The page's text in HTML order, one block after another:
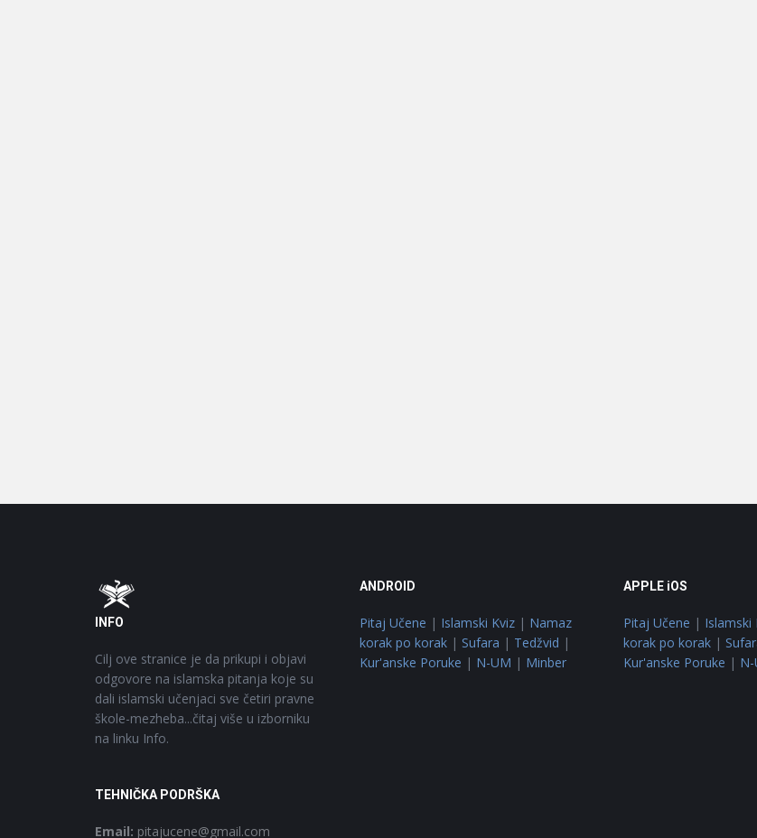
Footer
INFO
Cilj ove stranice je da prikupi i objavi
odgovore na islamska pitanja koje su
dali islamski učenjaci sve četiri pravne
škole-mezheba...čitaj više u izborniku
na linku Info.
TEHNIČKA PODRŠKA
Email: pitajucene@gmail.com
ANDROID
Pitaj Učene | Islamski Kviz| Namaz
korak po korak| Sufara | Tedžvid |
Kur'anske Poruke | N-UM | Minber
APPLE iOS
Pitaj Učene | Islamski
korak po korak |
Kur'anske Poruke |